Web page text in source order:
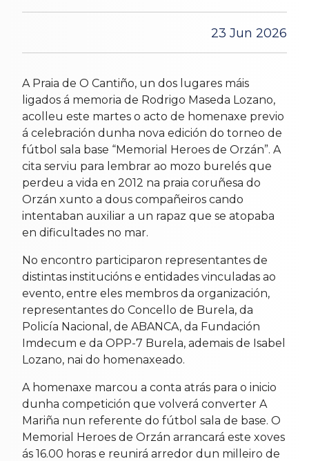
23 Jun 2026
A Praia de O Cantiño, un dos lugares máis
ligados á memoria de Rodrigo Maseda Lozano,
acolleu este martes o acto de homenaxe previo
á celebración dunha nova edición do torneo de
fútbol sala base “Memorial Heroes de Orzán”. A
cita serviu para lembrar ao mozo burelés que
perdeu a vida en 2012 na praia coruñesa do
Orzán xunto a dous compañeiros cando
intentaban auxiliar a un rapaz que se atopaba
en dificultades no mar.
No encontro participaron representantes de
distintas institucións e entidades vinculadas ao
evento, entre eles membros da organización,
representantes do Concello de Burela, da
Policía Nacional, de ABANCA, da Fundación
Imdecum e da OPP-7 Burela, ademais de Isabel
Lozano, nai do homenaxeado.
A homenaxe marcou a conta atrás para o inicio
dunha competición que volverá converter A
Mariña nun referente do fútbol sala de base. O
Memorial Heroes de Orzán arrancará este xoves
ás 16.00 horas e reunirá arredor dun milleiro de